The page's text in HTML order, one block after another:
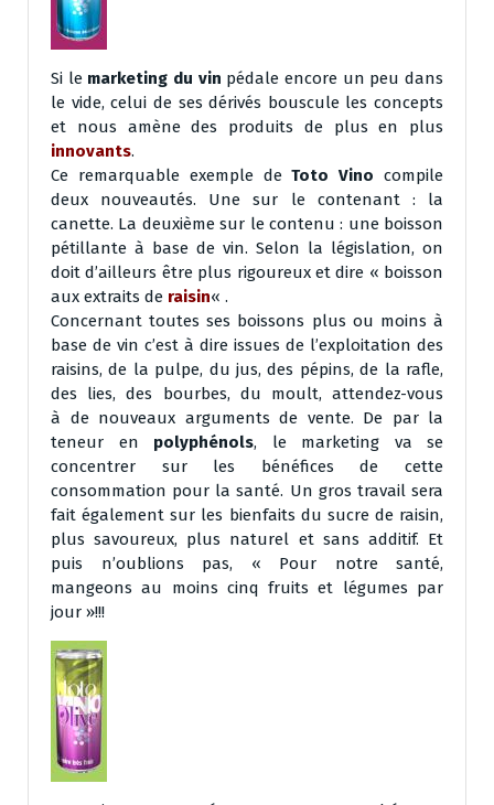
Si le marketing du vin pédale encore un peu dans
le vide, celui de ses dérivés bouscule les concepts
et nous amène des produits de plus en plus
innovants.
Ce remarquable exemple deToto Vino compile
deux nouveautés. Une sur le contenant : la
canette. La deuxième sur le contenu : une boisson
pétillante à base de vin. Selon la législation, on
doit d’ailleurs être plus rigoureux et dire « boisson
aux extraits de raisin« .
Concernant toutes ses boissons plus ou moins à
base de vin c’est à dire issues de l’exploitation des
raisins, de la pulpe, du jus, des pépins, de la rafle,
des lies, des bourbes, du moult, attendez-vous
à de nouveaux arguments de vente. De par la
teneur en polyphénols, le marketing va se
concentrer sur les bénéfices de cette
consommation pour la santé. Un gros travail sera
fait également sur les bienfaits du sucre de raisin,
plus savoureux, plus naturel et sans additif. Et
puis n’oublions pas, « Pour notre santé,
mangeons au moins cinq fruits et légumes par
jour »!!!